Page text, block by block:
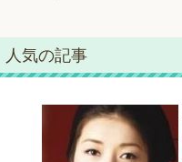
人気の記事